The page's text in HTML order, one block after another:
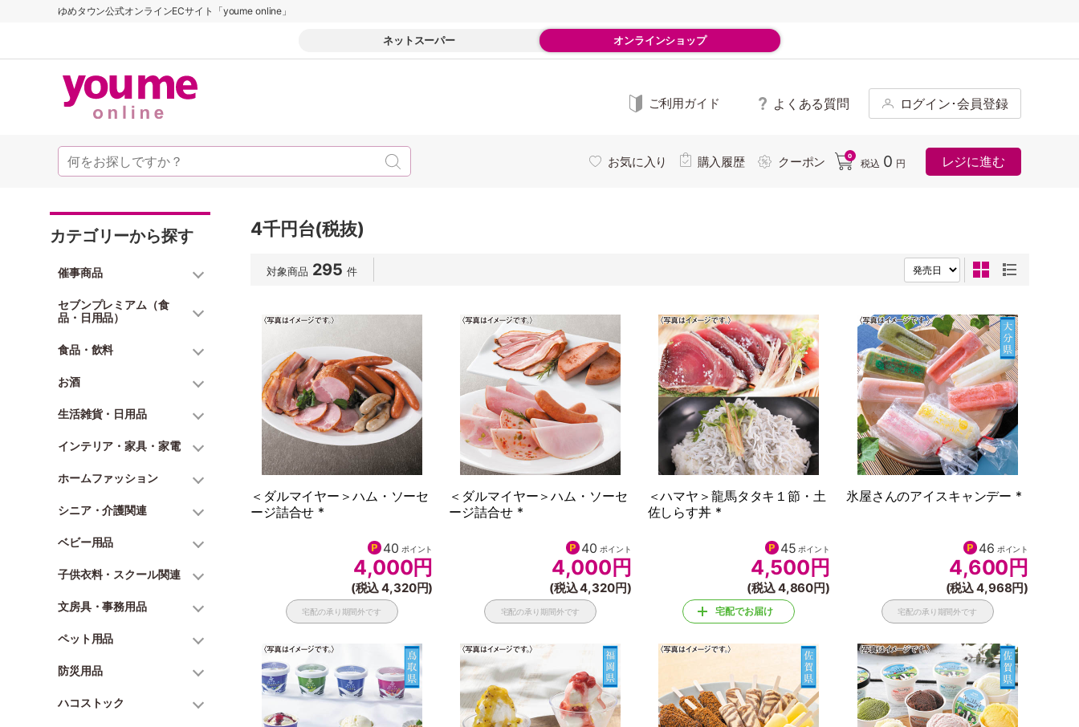
ゆめタウン公式オンラインECサイト「youme online」
ネットスーパー オンラインショップ
ご利用ガイド よくある質問 ログイン･会員登録
お気に入り 購入履歴 クーポン 0
税込 0 円 レジに進む
カテゴリーから探す
催事商品
セブンプレミアム（食
品・日用品）
食品・飲料
お酒
生活雑貨・日用品
インテリア・家具・家電
ホームファッション
シニア・介護関連
ベビー用品
子供衣料・スクール関連
文房具・事務用品
ペット用品
防災用品
ハコストック
4千円台(税抜)
対象商品 295 件
＜ダルマイヤー＞ハム・ソーセ
ージ詰合せ *
40 ポイント
4,000円
(税込 4,320円)
宅配の承り期間外です
＜ダルマイヤー＞ハム・ソーセ
ージ詰合せ *
40 ポイント
4,000 円
(税込 4,320円)
宅配の承り期間外です
＜ハマヤ＞龍馬タタキ１節・土
佐しらす丼 *
45 ポイント
4,500 円
(税込 4,860円)
宅配でお届け
氷屋さんのアイスキャンデー *
46 ポイント
4,600 円
(税込 4,968円)
宅配の承り期間外です